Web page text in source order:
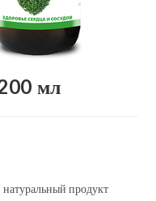
мл
натуральный продукт